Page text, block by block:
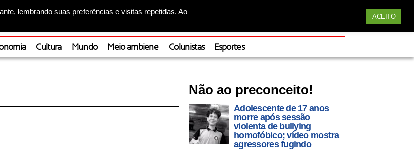
lembrando suas preferências e visitas repetidas. Ao
ACEITO
Cultura Mundo Meio ambiene Colunistas Esportes
Não ao preconceito!
Adolescente de 17 anos
morre após sessão
violenta de bullying
homofóbico; vídeo mostra
agressores fugindo